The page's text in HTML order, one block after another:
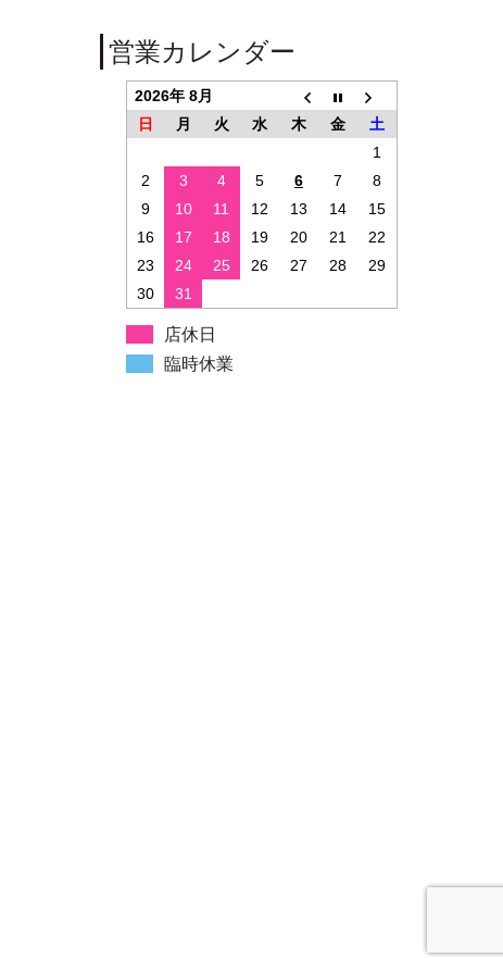
営業カレンダー
2026年 8月
日
月 火 水 木 金
土
1
2
3 4 5 6 7
8
9
10 11 12 13 14
15
16
17 18 19 20 21
22
23
24 25 26 27 28
29
30
31
店休日
臨時休業